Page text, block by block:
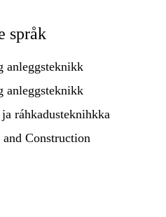
språk
anleggsteknikk
anleggsteknikk
ráhkadusteknihkka
Construction